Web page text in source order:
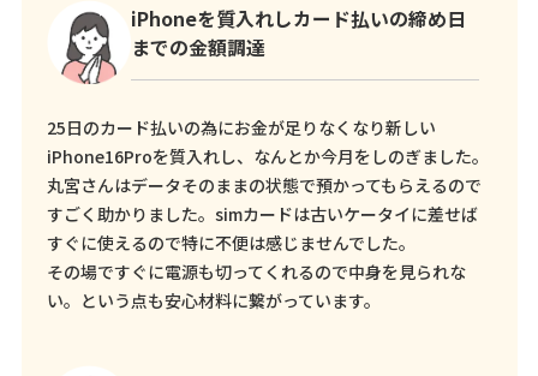
iPhoneを質入れしカード払いの締め日
までの金額調達
25日のカード払いの為にお金が足りなくなり新しい
iPhone16Proを質入れし、なんとか今月をしのぎました。
丸宮さんはデータそのままの状態で預かってもらえるので
すごく助かりました。simカードは古いケータイに差せば
すぐに使えるので特に不便は感じませんでした。
その場ですぐに電源も切ってくれるので中身を見られな
い。という点も安心材料に繋がっています。